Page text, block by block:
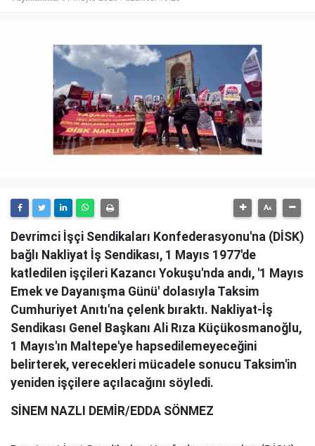
Devrimci İşçi Sendikaları Konfederasyonu'na (DİSK)
bağlı Nakliyat İş Sendikası, 1 Mayıs 1977'de
katledilen işçileri Kazancı Yokuşu'nda andı, '1 Mayıs
Emek ve Dayanışma Günü' dolasıyla Taksim
Cumhuriyet Anıtı'na çelenk bıraktı. Nakliyat-İş
Sendikası Genel Başkanı Ali Rıza Küçükosmanoğlu,
1 Mayıs'ın Maltepe'ye hapsedilemeyeceğini
belirterek, verecekleri mücadele sonucu Taksim'in
yeniden işçilere açılacağını söyledi.
SİNEM NAZLI DEMİR/EDDA SÖNMEZ